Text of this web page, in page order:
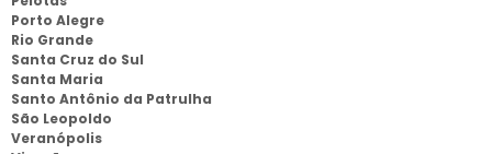
Porto Alegre
Rio Grande
Santa Cruz do Sul
Santa Maria
Santo Antônio da Patrulha
São Leopoldo
Veranópolis